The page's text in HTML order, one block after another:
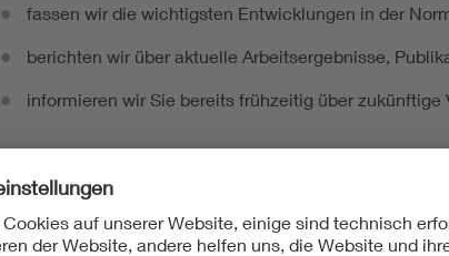
fassen wir die wichtigsten Entwicklungen in der
berichten wir über aktuelle Arbeitsergebnisse,
informieren wir Sie bereits frühzeitig über zukünftige
Ich möchte den DKE Newsletter erhalten!